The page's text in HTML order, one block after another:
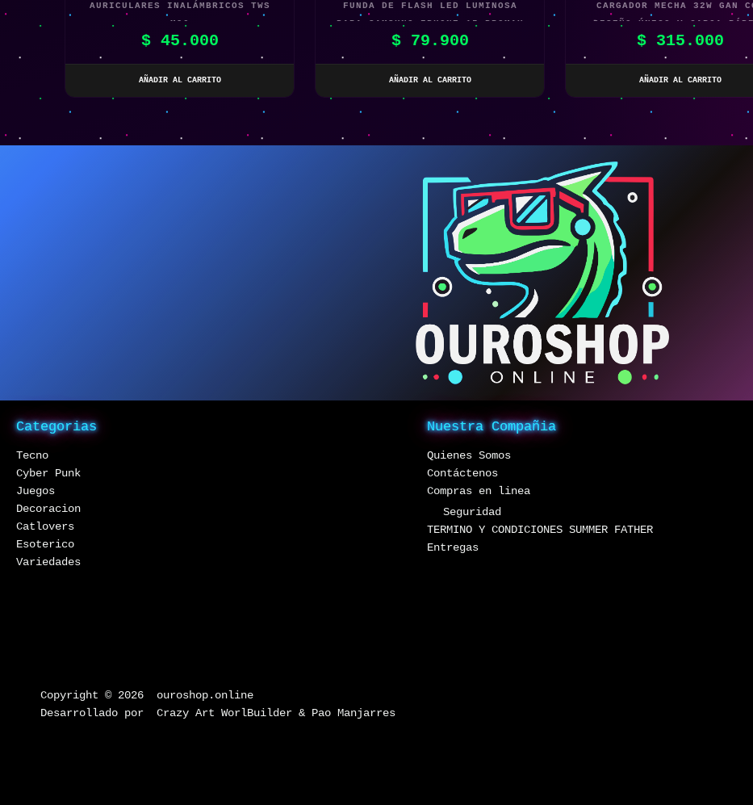
AURICULARES INALÁMBRICOS TWS
M90
$45.000
AÑADIR AL CARRITO
FUNDA DE FLASH LED LUMINOSA
PARA SAMSUNG IPHONE 15 PROMAX
$79.900
AÑADIR AL CARRITO
CARGADOR MECHA 32W GAN
DISEÑO ÚNICO Y CARGA
$315.000
AÑADIR AL CARRITO
Categorias
Tecno
Cyber Punk
Juegos
Decoracion
Catlovers
Esoterico
Variedades
Nuestra Compañia
Quienes Somos
Contáctenos
Compras en linea
Seguridad
TERMINO Y CONDICIONES SUMMER FATHER
Entregas
Copyright © 2026 ouroshop.online
Desarrollado por Crazy Art WorlBuilder & Pao Manjarres